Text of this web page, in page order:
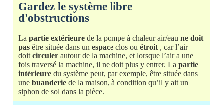
Gardez le système libre
d'obstructions
La partie extérieurede la pompe à chaleur air/eau ne doit
pasêtre située dans un espaceclos ou étroit, car l’air
doit circulerautour de la machine, et lorsque l’air a une
fois traversé la machine, il ne doit plus y entrer. La partie
intérieuredu système peut, par exemple, être située dans
une buanderiede la maison, à condition qu’il y ait un
siphon de sol dans la pièce.